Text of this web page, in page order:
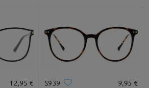
12,95 € S939 9,95 €